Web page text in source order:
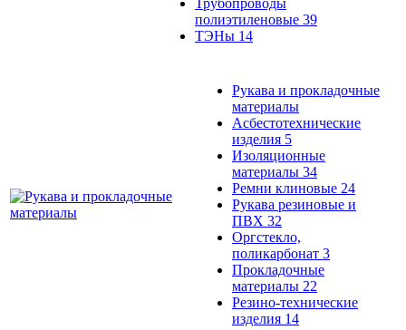
полиэтиленовые 39
ТЭНы 14
Рукава и прокладочные
материалы
Асбестотехнические
изделия 5
Изоляционные
материалы 34
Ремни клиновые 24
Рукава резиновые и
ПВХ 32
Оргстекло,
поликарбонат 3
Прокладочные
материалы 22
Резино-технические
изделия 14